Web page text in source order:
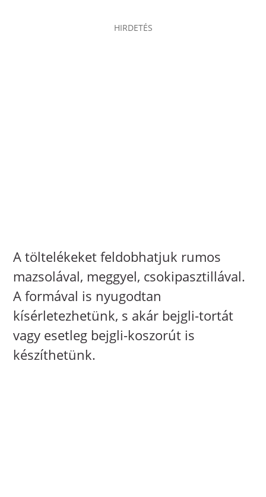
A töltelékeket feldobhatjuk rumos
mazsolával, meggyel, csokipasztillával.
A formával is nyugodtan
kísérletezhetünk, s akár bejgli-tortát
vagy esetleg bejgli-koszorút is
készíthetünk.